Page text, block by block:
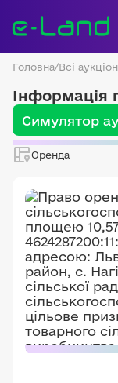
Головна/Всі
Інформація
Симулятор
Оренда